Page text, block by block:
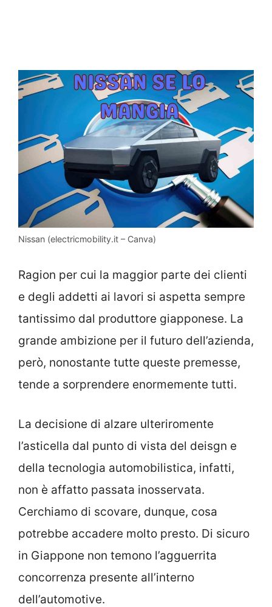
Nissan (electricmobility.it – Canva)
Ragion per cui la maggior parte dei clienti
e degli addetti ai lavori si aspetta sempre
tantissimo dal produttore giapponese. La
grande ambizione per il futuro dell’azienda,
però, nonostante tutte queste premesse,
tende a sorprendere enormemente tutti.
La decisione di alzare ulteriromente
l’asticella dal punto di vista del deisgn e
della tecnologia automobilistica, infatti,
non è affatto passata inosservata.
Cerchiamo di scovare, dunque, cosa
potrebbe accadere molto presto. Di sicuro
in Giappone non temono l’agguerrita
concorrenza presente all’interno
dell’automotive.